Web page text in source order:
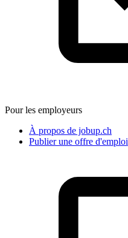
Pour les employeurs
À propos de jobup.ch
Publier une offre d'emploi